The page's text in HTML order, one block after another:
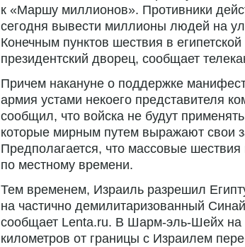
к «Маршу миллионов». Противники
сегодня вывести миллионы людей на
Конечным пунктов шествия в
президентский дворец, сообщает
Причем накануне о поддержке
армия устами некоего представителя
сообщил, что войска не будут
которые мирным путем выражают свои
Предполагается, что массовые шествия
по местному времени.
Тем временем, Израиль разрешил
на частично демилитаризованный
сообщает Lenta.ru. В Шарм-эль-Шейх на
километров от границы с Израилем